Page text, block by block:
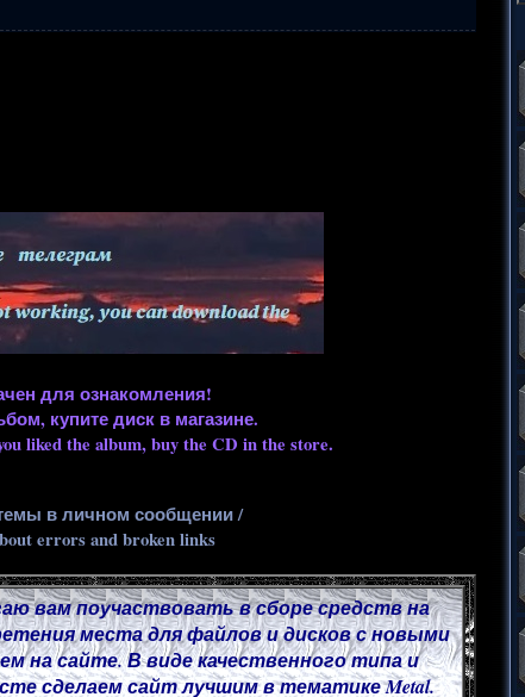
для ознакомления!
купите диск в магазине.
liked the album, buy the CD in the store.
в личном сообщении /
errors and broken links
вам поучаствовать в сборе средств на
места для файлов и дисков с новыми
на сайте. В виде качественного типа и
сделаем сайт лучшим в тематике Metal.